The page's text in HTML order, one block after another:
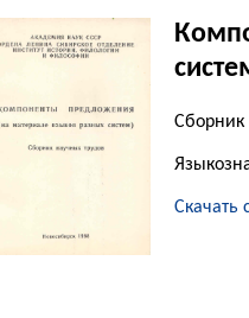
Сборник
Скачать